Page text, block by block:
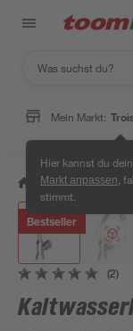
Mein Markt:
Hier kannst du
Markt anpassen ,
stimmt.
/ Bad & Sanitär /
Bestseller
(2)